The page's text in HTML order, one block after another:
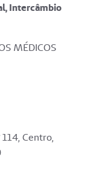
Intercâmbio
MÉDICOS
Centro,